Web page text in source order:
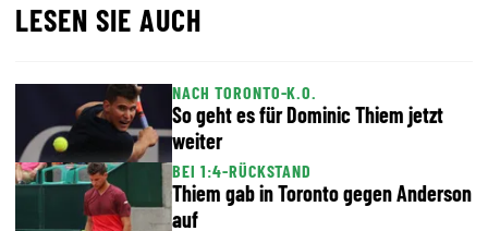
LESEN SIE AUCH
NACH TORONTO-K.O.
So geht es für Dominic Thiem jetzt
weiter
BEI 1:4-RÜCKSTAND
Thiem gab in Toronto gegen Anderson
auf